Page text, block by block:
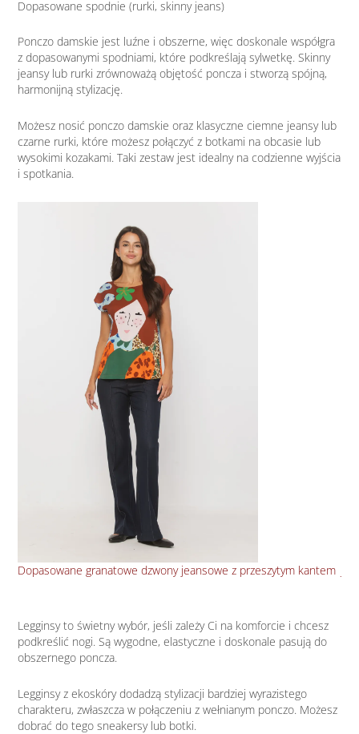
Dopasowane spodnie (rurki, skinny jeans)
Ponczo damskie jest luźne i obszerne, więc doskonale współgra
z dopasowanymi spodniami, które podkreślają sylwetkę. Skinny
jeansy lub rurki zrównoważą objętość poncza i stworzą spójną,
harmonijną stylizację.
Możesz nosić ponczo damskie oraz klasyczne ciemne jeansy lub
czarne rurki, które możesz połączyć z botkami na obcasie lub
wysokimi kozakami. Taki zestaw jest idealny na codzienne wyjścia
i spotkania.
Dopasowane granatowe dzwony jeansowe z przeszytym kantem
Legginsy to świetny wybór, jeśli zależy Ci na komforcie i chcesz
podkreślić nogi. Są wygodne, elastyczne i doskonale pasują do
obszernego poncza.
Legginsy z ekoskóry dodadzą stylizacji bardziej wyrazistego
charakteru, zwłaszcza w połączeniu z wełnianym ponczo. Możesz
dobrać do tego sneakersy lub botki.